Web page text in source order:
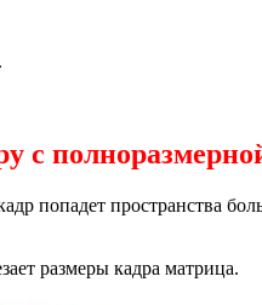
с
попадет пространства
размеры кадра матрица.